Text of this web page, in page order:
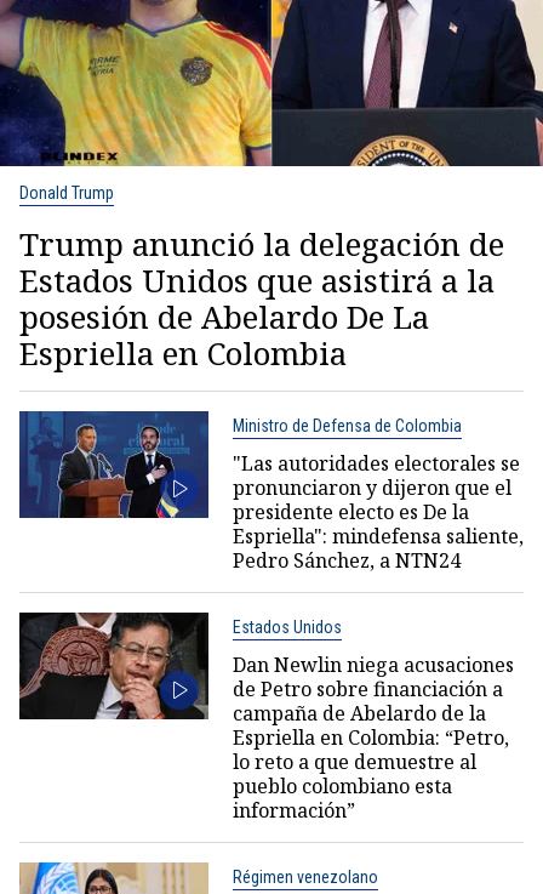
Donald Trump
Trump anunció la delegación de
Estados Unidos que asistirá a la
posesión de Abelardo De La
Espriella en Colombia
Ministro de Defensa de Colombia
"Las autoridades electorales se
pronunciaron y dijeron que el
presidente electo es De la
Espriella": mindefensa saliente,
Pedro Sánchez, a NTN24
Estados Unidos
Dan Newlin niega acusaciones
de Petro sobre financiación a
campaña de Abelardo de la
Espriella en Colombia: “Petro,
lo reto a que demuestre al
pueblo colombiano esta
información”
Régimen venezolano